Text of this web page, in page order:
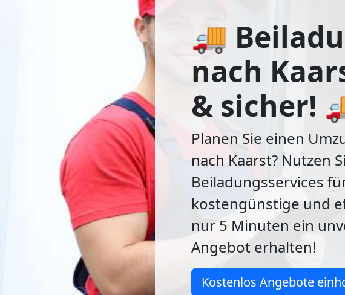
🚚
nach
& sicher!
Planen Sie einen
nach Kaarst? Nutzen
Beiladungsservices
kostengünstige und
nur 5 Minuten ein
Angebot erhalten!
Kostenlos Angebote